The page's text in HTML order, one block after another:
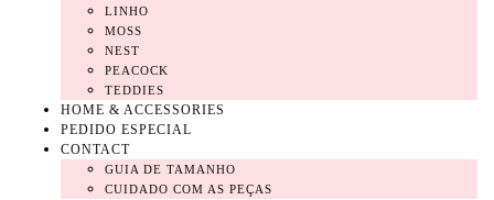
LINHO
MOSS
NEST
PEACOCK
TEDDIES
HOME & ACCESSORIES
PEDIDO ESPECIAL
CONTACT
GUIA DE TAMANHO
CUIDADO COM AS PEÇAS